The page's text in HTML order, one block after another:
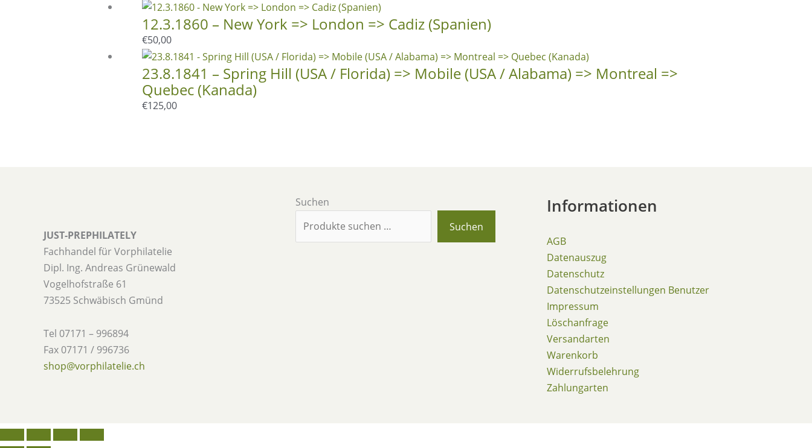
12.3.1860 – New York => London => Cadiz (Spanien)
€50,00
23.8.1841 – Spring Hill (USA / Florida) => Mobile (USA / Alabama) => Montreal =>
Quebec (Kanada)
€125,00
JUST-PREPHILATELY
Fachhandel für Vorphilatelie
Dipl. Ing. Andreas Grünewald
Vogelhofstraße 61
73525 Schwäbisch Gmünd
Tel 07171 – 996894
Fax 07171 / 996736
shop@vorphilatelie.ch
Suchen
Suchen
Informationen
AGB
Datenauszug
Datenschutz
Datenschutzeinstellungen Benutzer
Impressum
Löschanfrage
Versandarten
Warenkorb
Widerrufsbelehrung
Zahlungarten